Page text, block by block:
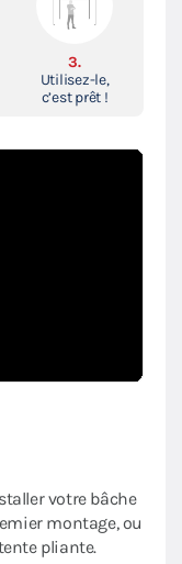
3.
Utilisez-le,
c’est prêt !
votre bâche
montage, ou
pliante.